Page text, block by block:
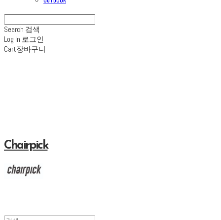
Search 검색
Log In 로그인
Cart장바구니
Chairpick